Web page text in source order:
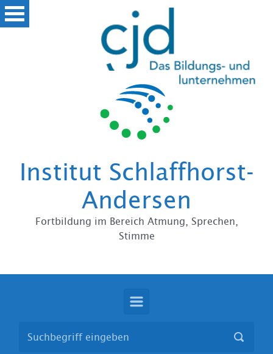
Institut Schlaffhorst-
Andersen
Fortbildung im Bereich Atmung, Sprechen,
Stimme